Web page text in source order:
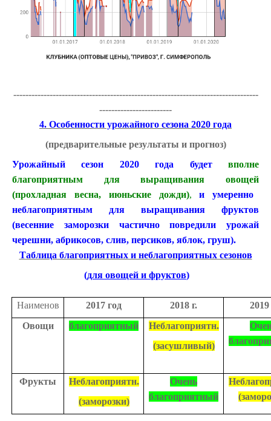
---------------------------------------------------------------------------------
------------------------
4. Особенности урожайного сезона 2020 года
(предварительные результаты и прогноз)
Урожайный сезон 2020 года будетвполне
благоприятным для выращивания овощей
(прохладная весна, июньские дожди),и
умеренно
неблагоприятным для выращивания фруктов
(весенние заморозки частично повредили урожай
черешни, абрикосов, слив, персиков, яблок, груш).
Таблица благоприятных и неблагоприятных сезонов
(для овощей и фруктов)
Наименов 2017 год 2018 г.
2019
Овощи
благоприятный
Неблагоприятн.
(засушливый)
Фрукты
Неблагоприятн.
(заморозки)
Очень
благоприятный